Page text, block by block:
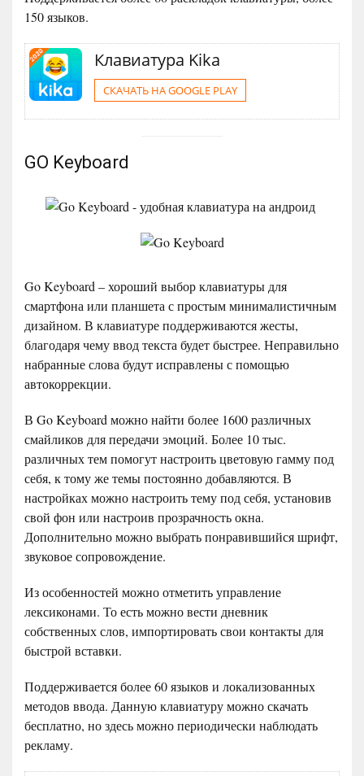
150 языков.
Клавиатура Kika
СКАЧАТЬ НА GOOGLE PLAY
GO Keyboard
Go Keyboard – хороший выбор клавиатуры для
смартфона или планшета с простым минималистичным
дизайном. В клавиатуре поддерживаются жесты,
благодаря чему ввод текста будет быстрее. Неправильно
набранные слова будут исправлены с помощью
автокоррекции.
В Go Keyboard можно найти более 1600 различных
смайликов для передачи эмоций. Более 10 тыс.
различных тем помогут настроить цветовую гамму под
себя, к тому же темы постоянно добавляются. В
настройках можно настроить тему под себя, установив
свой фон или настроив прозрачность окна.
Дополнительно можно выбрать понравившийся шрифт,
звуковое сопровождение.
Из особенностей можно отметить управление
лексиконами. То есть можно вести дневник
собственных слов, импортировать свои контакты для
быстрой вставки.
Поддерживается более 60 языков и локализованных
методов ввода. Данную клавиатуру можно скачать
бесплатно, но здесь можно периодически наблюдать
рекламу.